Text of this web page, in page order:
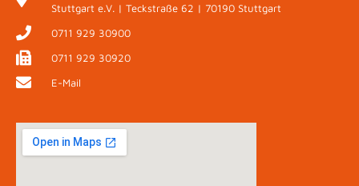
Stuttgart e.V. | Teckstraße 62 | 70190 Stuttgart
0711 929 30900
0711 929 30920
E-Mail